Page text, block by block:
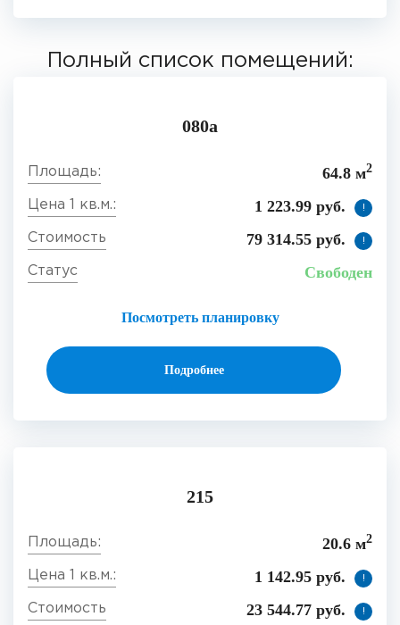
Полный список помещений:
080а
64.8 м2
1 223.99 руб. !
79 314.55 руб. !
Посмотреть планировку
Свободен
Подробнее
215
20.6 м2
1 142.95 руб. !
23 544.77 руб. !